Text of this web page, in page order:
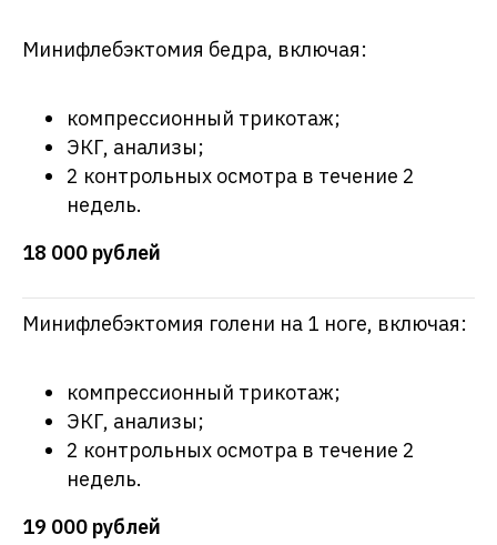
Минифлебэктомия бедра, включая:
компрессионный трикотаж;
ЭКГ, анализы;
2 контрольных осмотра в течение 2
недель.
18 000 рублей
Минифлебэктомия голени на 1 ноге, включая:
компрессионный трикотаж;
ЭКГ, анализы;
2 контрольных осмотра в течение 2
недель.
19 000 рублей